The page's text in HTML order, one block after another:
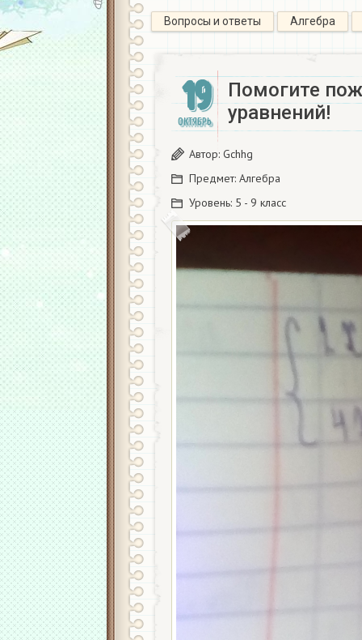
Вопросы и ответы Алгебра
19
ОКТЯБРЬ
Помогите
уравнений!
Автор: Gchhg
Предмет: Алгебра
Уровень: 5 - 9 класс